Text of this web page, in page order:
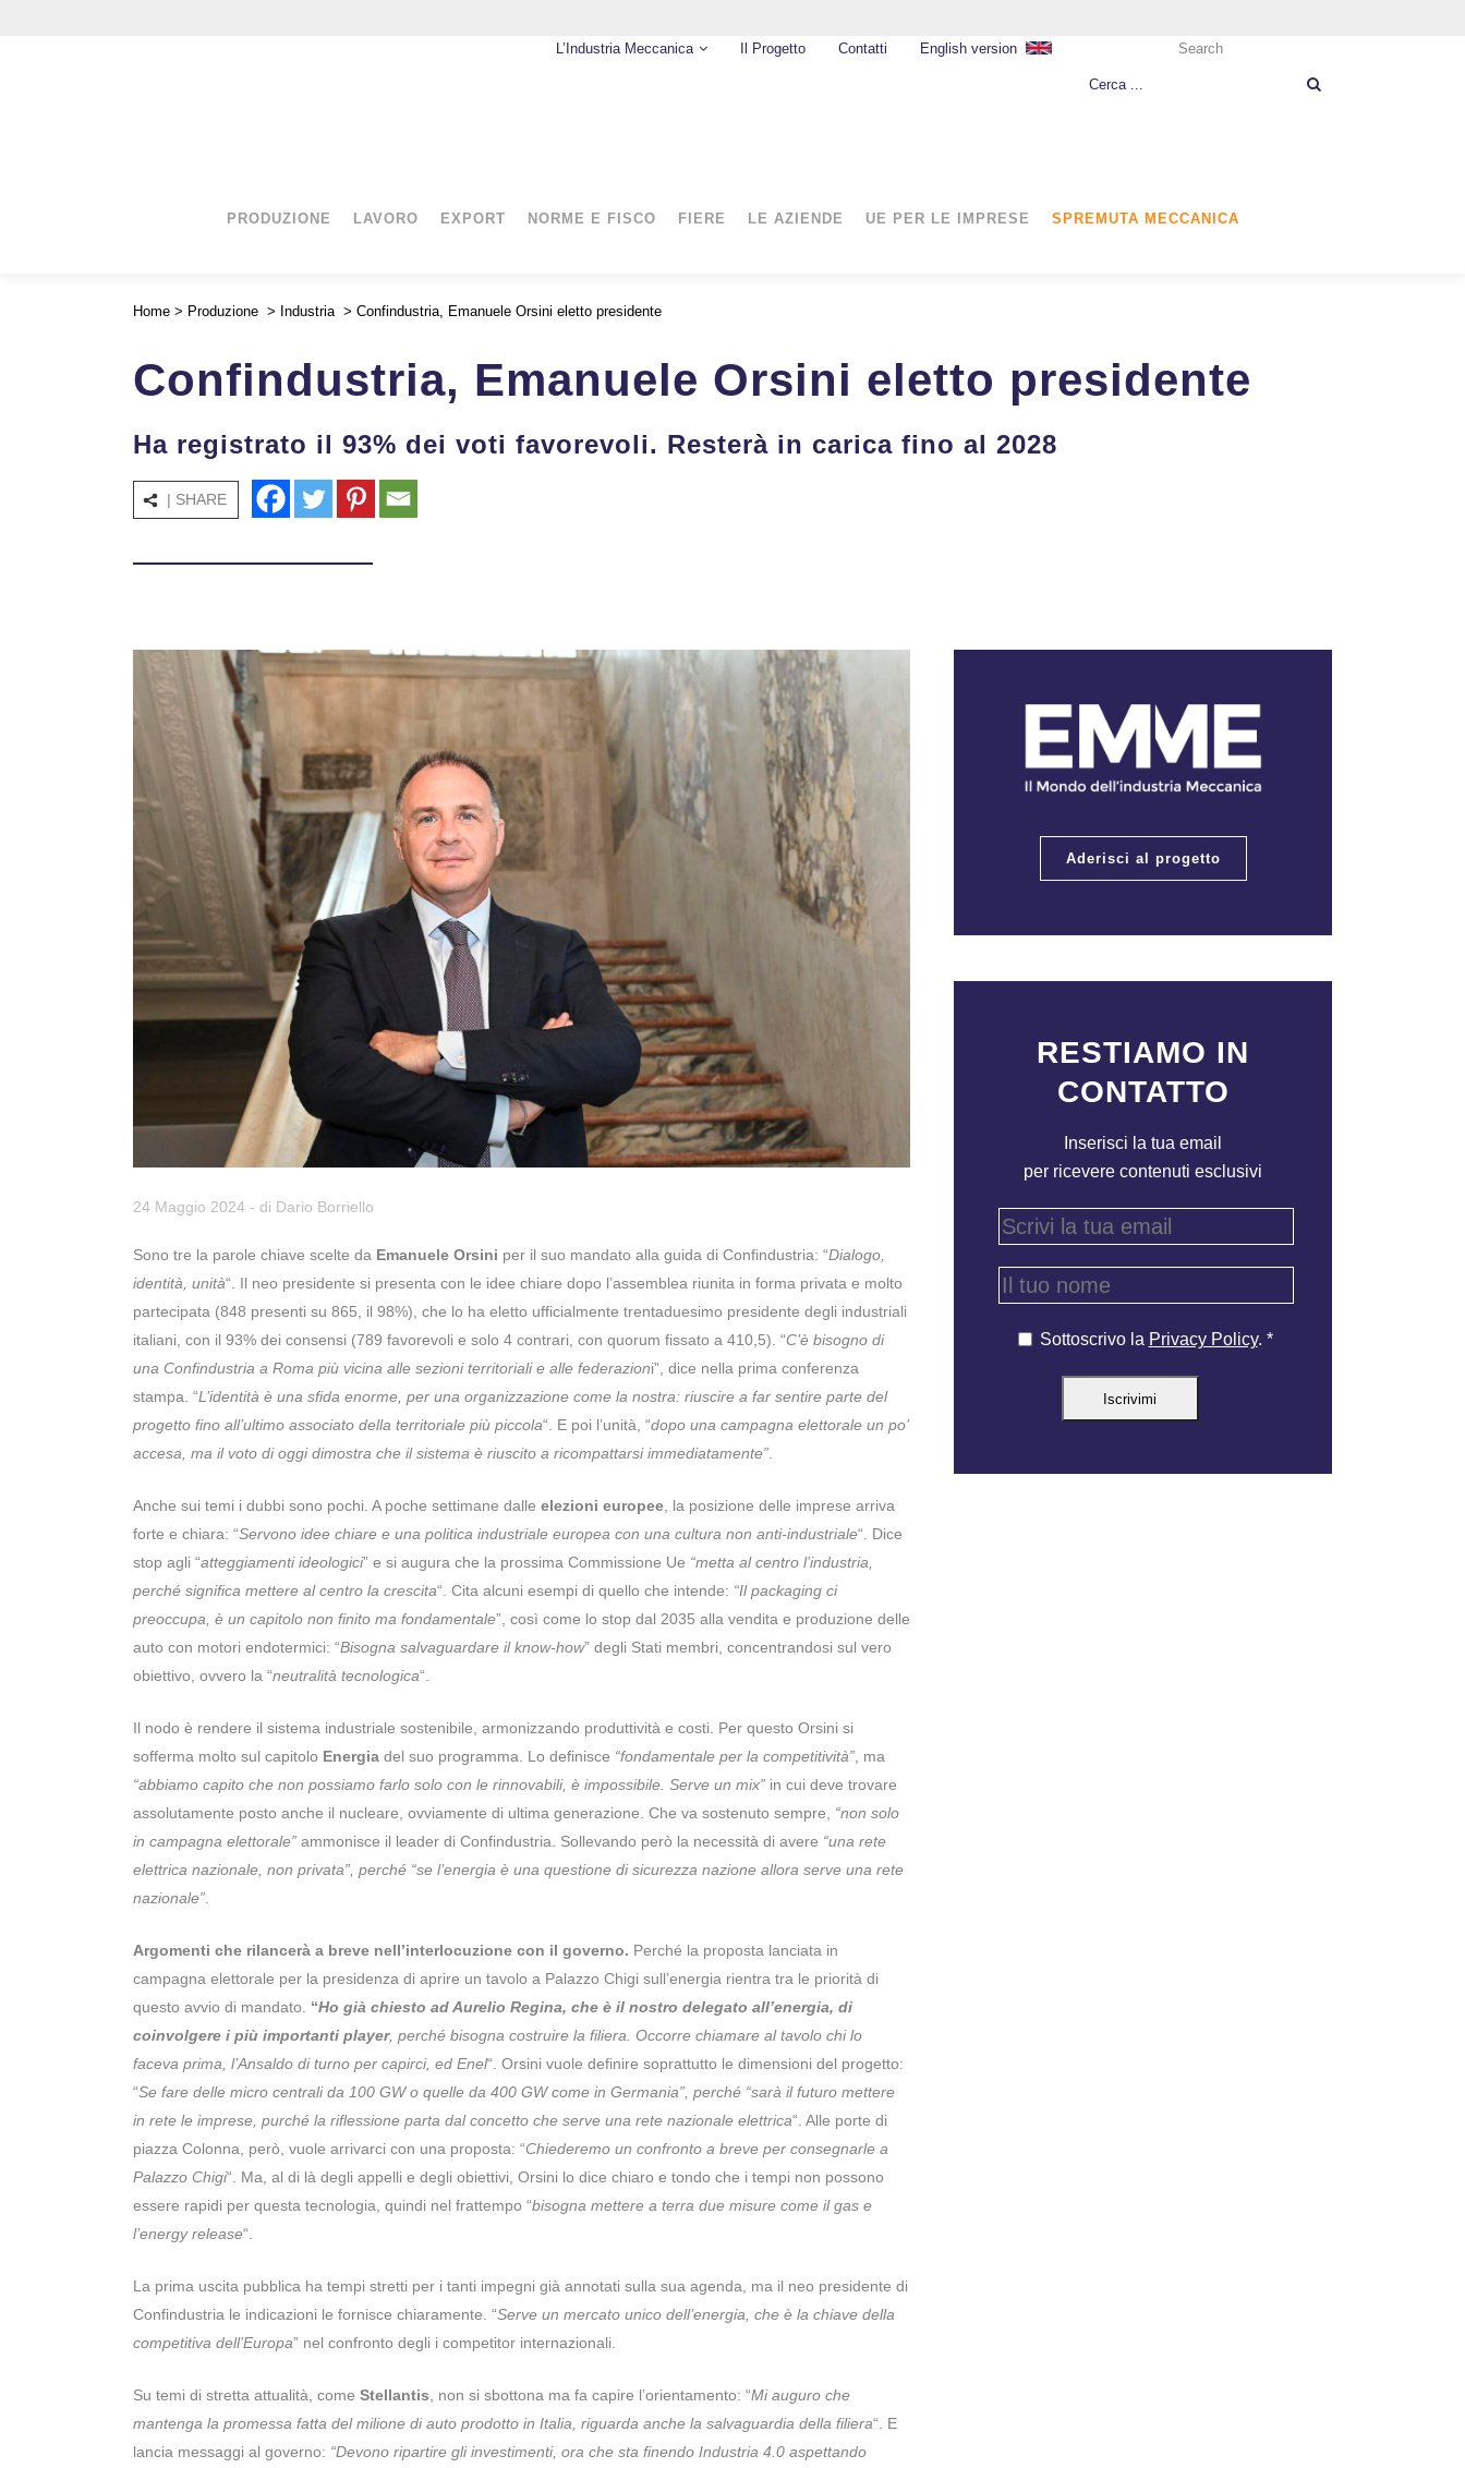
L’Industria Meccanica Il Progetto Contatti English version Search
PRODUZIONE LAVORO EXPORT NORME E FISCO FIERE LE AZIENDE UE PER LE IMPRESE SPREMUTA MECCANICA
Home > Produzione > Industria > Confindustria, Emanuele Orsini eletto presidente
Confindustria, Emanuele Orsini eletto presidente
Ha registrato il 93% dei voti favorevoli. Resterà in carica fino al 2028
| SHARE
24 Maggio 2024 - di Dario Borriello
Sono tre la parole chiave scelte da Emanuele Orsini per il suo mandato alla guida di Confindustria: “Dialogo,
identità, unità“. Il neo presidente si presenta con le idee chiare dopo l’assemblea riunita in forma privata e molto
partecipata (848 presenti su 865, il 98%), che lo ha eletto ufficialmente trentaduesimo presidente degli industriali
italiani, con il 93% dei consensi (789 favorevoli e solo 4 contrari, con quorum fissato a 410,5). “C’è bisogno di
una Confindustria a Roma più vicina alle sezioni territoriali e alle federazioni”, dice nella prima conferenza
stampa. “L’identità è una sfida enorme, per una organizzazione come la nostra: riuscire a far sentire parte del
progetto fino all’ultimo associato della territoriale più piccola“. E poi l’unità, “dopo una campagna elettorale un po’
accesa, ma il voto di oggi dimostra che il sistema è riuscito a ricompattarsi immediatamente”
Anche sui temi i dubbi sono pochi. A poche settimane dalle elezioni europee , la posizione delle imprese arriva
forte e chiara: “Servono idee chiare e una politica industriale europea con una cultura non anti-industriale“. Dice
stop agli “atteggiamenti ideologici” e si augura che la prossima Commissione Ue “metta al centro l’industria,
perché significa mettere al centro la crescita“. Cita alcuni esempi di quello che intende: “Il packaging ci
preoccupa, è un capitolo non finito ma fondamentale”, così come lo stop dal 2035 alla vendita e produzione delle
auto con motori endotermici: “Bisogna salvaguardare il know-how” degli Stati membri, concentrandosi sul vero
obiettivo, ovvero la “neutralità tecnologica“.
Il nodo è rendere il sistema industriale sostenibile, armonizzando produttività e costi. Per questo Orsini si
sofferma molto sul capitolo Energia del suo programma. Lo definisce “fondamentale per la competitività” , ma
“abbiamo capito che non possiamo farlo solo con le rinnovabili, è impossibile. Serve un mix” in cui deve trovare
assolutamente posto anche il nucleare, ovviamente di ultima generazione. Che va sostenuto sempre, “non solo
in campagna elettorale” ammonisce il leader di Confindustria. Sollevando però la necessità di avere “una rete
elettrica nazionale, non privata”, perché “se l’energia è una questione di sicurezza nazione allora serve una rete
nazionale”
Argomenti che rilancerà a breve nell’interlocuzione con il governo. Perché la proposta lanciata in
campagna elettorale per la presidenza di aprire un tavolo a Palazzo Chigi sull’energia rientra tra le priorità di
questo avvio di mandato. “Ho già chiesto ad Aurelio Regina, che è il nostro delegato all’energia, di
coinvolgere i più importanti player, perché bisogna costruire la filiera. Occorre chiamare al tavolo chi lo
faceva prima, l’Ansaldo di turno per capirci, ed Enel“. Orsini vuole definire soprattutto le dimensioni del progetto:
“Se fare delle micro centrali da 100 GW o quelle da 400 GW come in Germania”, perché “sarà il futuro mettere
in rete le imprese, purché la riflessione parta dal concetto che serve una rete nazionale elettrica“. Alle porte di
piazza Colonna, però, vuole arrivarci con una proposta: “Chiederemo un confronto a breve per consegnarle a
Palazzo Chigi“. Ma, al di là degli appelli e degli obiettivi, Orsini lo dice chiaro e tondo che i tempi non possono
essere rapidi per questa tecnologia, quindi nel frattempo “bisogna mettere a terra due misure come il gas e
l’energy release“.
La prima uscita pubblica ha tempi stretti per i tanti impegni già annotati sulla sua agenda, ma il neo presidente di
Confindustria le indicazioni le fornisce chiaramente. “Serve un mercato unico dell’energia, che è la chiave della
competitiva dell’Europa” nel confronto degli i competitor internazionali.
Su temi di stretta attualità, come Stellantis , non si sbottona ma fa capire l’orientamento: “Mi auguro che
mantenga la promessa fatta del milione di auto prodotto in Italia, riguarda anche la salvaguardia della filiera“. E
lancia messaggi al governo: “Devono ripartire gli investimenti, ora che sta finendo Industria 4.0 aspettando
Aderisci al progetto
RESTIAMO IN
CONTATTO
Inserisci la tua email
per ricevere contenuti esclusivi
Sottoscrivo la Privacy Policy. *